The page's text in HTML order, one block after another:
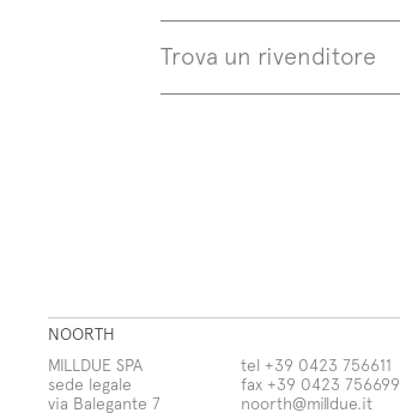
Trova un rivenditore
NOORTH
MILLDUE SPA
sede legale
via Balegante 7
tel +39 0423 756611
fax +39 0423 756699
noorth@milldue.it